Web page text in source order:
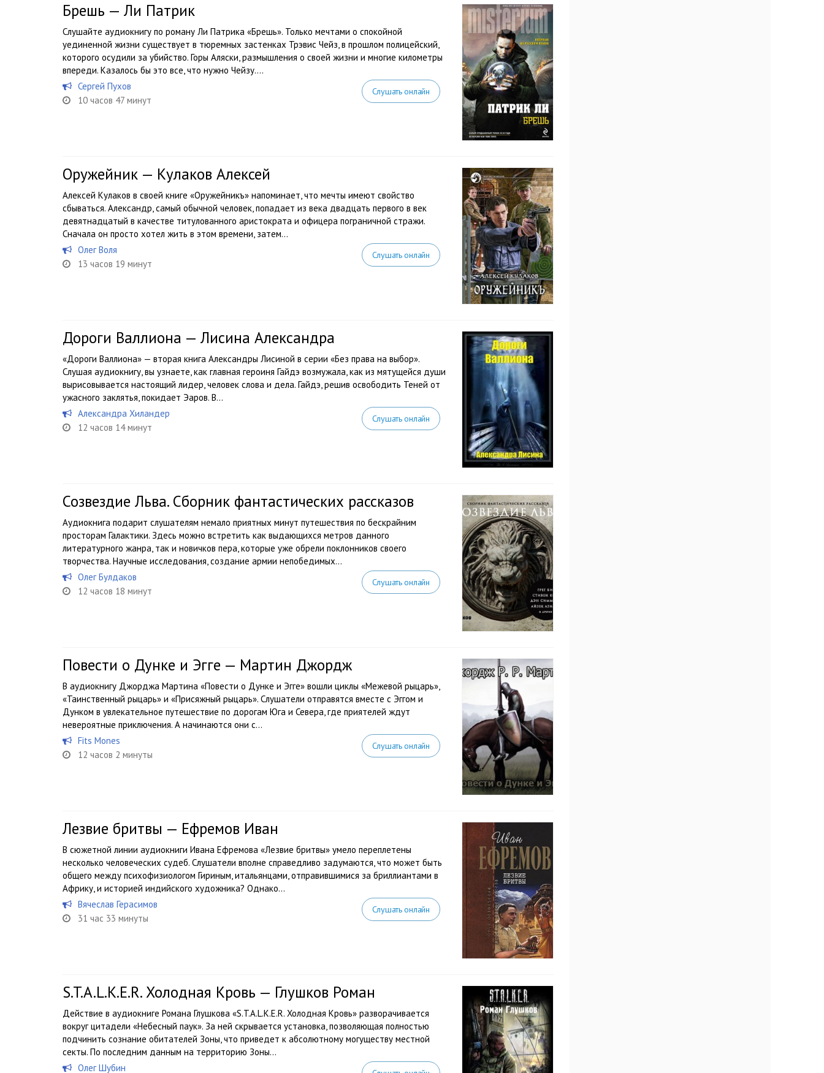
Брешь — Ли Патрик
Слушайте аудиокнигу по роману Ли Патрика «Брешь». Только мечтами о спокойной
уединенной жизни существует в тюремных застенках Трэвис Чейз, в прошлом полицейский,
которого осудили за убийство. Горы Аляски, размышления о своей жизни и многие километры
впереди. Казалось бы это все, что нужно Чейзу....
Сергей Пухов
10 часов 47 минут
Слушать онлайн
Оружейник — Кулаков Алексей
Алексей Кулаков в своей книге «Оружейникъ» напоминает, что мечты имеют свойство
сбываться. Александр, самый обычной человек, попадает из века двадцать первого в век
девятнадцатый в качестве титулованного аристократа и офицера пограничной стражи.
Сначала он просто хотел жить в этом времени, затем...
Олег Воля
13 часов 19 минут
Слушать онлайн
Дороги Валлиона — Лисина Александра
«Дороги Валлиона» — вторая книга Александры Лисиной в серии «Без права на выбор».
Слушая аудиокнигу, вы узнаете, как главная героиня Гайдэ возмужала, как из мятущейся души
вырисовывается настоящий лидер, человек слова и дела. Гайдэ, решив освободить Теней от
ужасного заклятья, покидает Эаров. В...
Александра Хиландер
12 часов 14 минут
Слушать онлайн
Созвездие Льва. Сборник фантастических рассказов
Аудиокнига подарит слушателям немало приятных минут путешествия по бескрайним
просторам Галактики. Здесь можно встретить как выдающихся метров данного
литературного жанра, так и новичков пера, которые уже обрели поклонников своего
творчества. Научные исследования, создание армии непобедимых...
Олег Булдаков
12 часов 18 минут
Слушать онлайн
Повести о Дунке и Эгге — Мартин Джордж
В аудиокнигу Джорджа Мартина «Повести о Дунке и Эгге» вошли циклы «Межевой рыцарь»,
«Таинственный рыцарь» и «Присяжный рыцарь». Слушатели отправятся вместе с Эггом и
Дунком в увлекательное путешествие по дорогам Юга и Севера, где приятелей ждут
невероятные приключения. А начинаются они с...
Fits Mones
12 часов 2 минуты
Слушать онлайн
Лезвие бритвы — Ефремов Иван
В сюжетной линии аудиокниги Ивана Ефремова «Лезвие бритвы» умело переплетены
несколько человеческих судеб. Слушатели вполне справедливо задумаются, что может быть
общего между психофизиологом Гириным, итальянцами, отправившимися за бриллиантами в
Африку, и историей индийского художника? Однако...
Вячеслав Герасимов
31 час 33 минуты
Слушать онлайн
S.T.A.L.K.E.R. Холодная Кровь — Глушков Роман
Действие в аудиокниге Романа Глушкова «S.T.A.L.K.E.R. Холодная Кровь» разворачивается
вокруг цитадели «Небесный паук». За ней скрывается установка, позволяющая полностью
подчинить сознание обитателей Зоны, что приведет к абсолютному могуществу местной
секты. По последним данным на территорию Зоны...
Олег Шубин